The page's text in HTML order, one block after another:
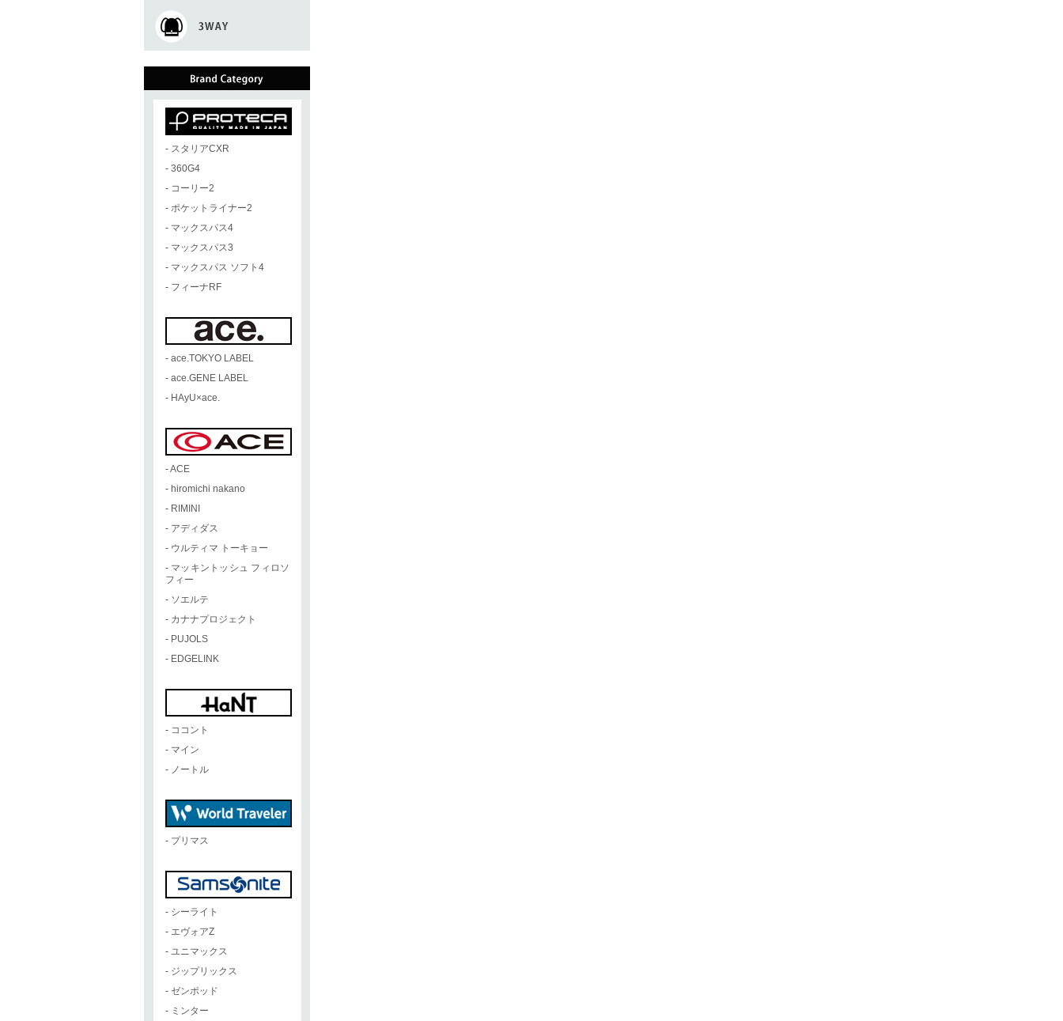
- スタリアCXR
- 360G4
- コーリー2
- ポケットライナー2
- マックスパス4
- マックスパス3
- マックスパス ソフト4
- フィーナRF
- ace.TOKYO LABEL
- ace.GENE LABEL
- HAyU×ace.
-ACE
- hiromichi nakano
- RIMINI
- アディダス
- ウルティマ トーキョー
- マッキントッシュ フィロソ
フィー
- ソエルテ
- カナナプロジェクト
- PUJOLS
- EDGELINK
- ココント
- マイン
- ノートル
- プリマス
- シーライト
- エヴォアZ
- ユニマックス
- ジップリックス
- ゼンポッド
- ミンター